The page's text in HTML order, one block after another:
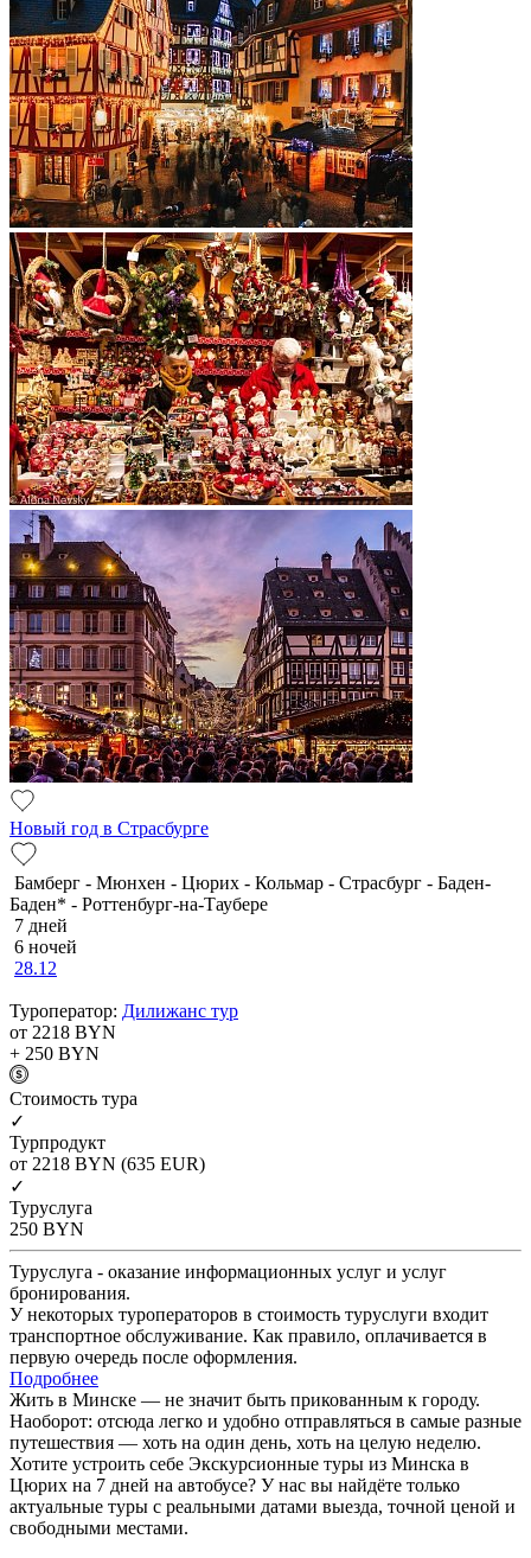
Новый год в Страсбурге
Бамберг - Мюнхен - Цюрих - Кольмар - Страсбург - Баден-
Баден* - Роттенбург-на-Таубере
7 дней
6 ночей
28.12
Туроператор: Дилижанс тур
от 2218 BYN
+ 250 BYN
Cтоимость тура
✓
Турпродукт
от 2218 BYN (635 EUR)
✓
Туруслуга
250 BYN
Туруслуга - оказание информационных услуг и услуг
бронирования.
У некоторых туроператоров в стоимость туруслуги входит
транспортное обслуживание. Как правило, оплачивается в
первую очередь после оформления.
Подробнее
Жить в Минске — не значит быть прикованным к городу.
Наоборот: отсюда легко и удобно отправляться в самые разные
путешествия — хоть на один день, хоть на целую неделю.
Хотите устроить себе Экскурсионные туры из Минска в
Цюрих на 7 дней на автобусе? У нас вы найдёте только
актуальные туры с реальными датами выезда, точной ценой и
свободными местами.